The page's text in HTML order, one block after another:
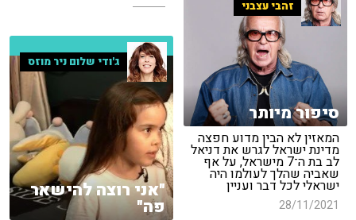
זהבי עצבני
סיפור מיותר
המאזין לא הבין מדוע חפצה
מדינת ישראל לגרש את דניאל
לב בת ה־7 מישראל, על אף
שאביה שהלך לעולמו היה
ישראלי לכל דבר ועניין
28/11/2021
ג'ודי שלום ניר מוזס
"אני רוצה להישאר
פה"